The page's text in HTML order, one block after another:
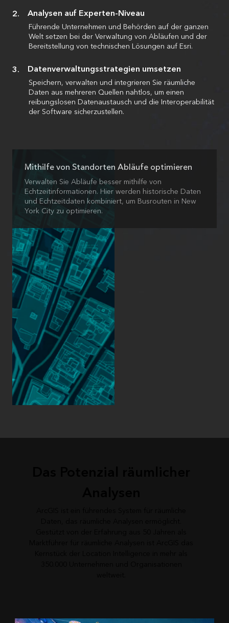
Analysen auf Experten-Niveau
Führende Unternehmen und Behörden auf der ganzen
Welt setzen bei der Verwaltung von Abläufen und der
Bereitstellung von technischen Lösungen auf Esri.
Datenverwaltungsstrategien umsetzen
Speichern, verwalten und integrieren Sie räumliche
Daten aus mehreren Quellen nahtlos, um einen
reibungslosen Datenaustausch und die Interoperabilität
der Software sicherzustellen.
Mithilfe von Standorten Abläufe optimieren
Verwalten Sie Abläufe besser mithilfe von
Echtzeitinformationen. Hier werden historische Daten
und Echtzeitdaten kombiniert, um Busrouten in New
York City zu optimieren.